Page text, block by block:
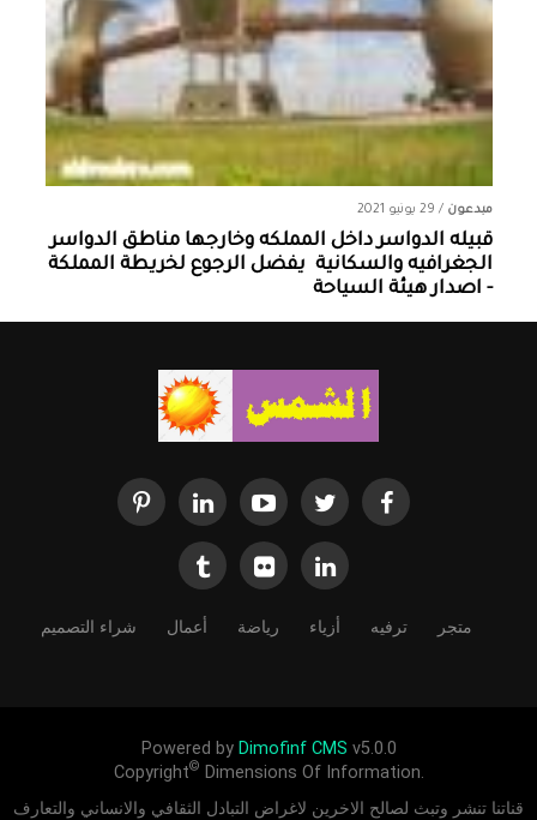
مبدعون / 29 يونيو 2021
قبيله الدواسر داخل المملكه وخارجها ‏مناطق الدواسر
الجغرافيه والسكانية ‏ يفضل الرجوع لخريطة المملكة
- اصدار هيئة السياحة
متجر ترفيه أزياء رياضة أعمال شراء التصميم
Powered by Dimofinf CMS v5.0.0
Copyright© Dimensions Of Information.
قناتنا تنشر وتبث لصالح الاخرين لاغراض التبادل الثقافي والانساني والتعارف